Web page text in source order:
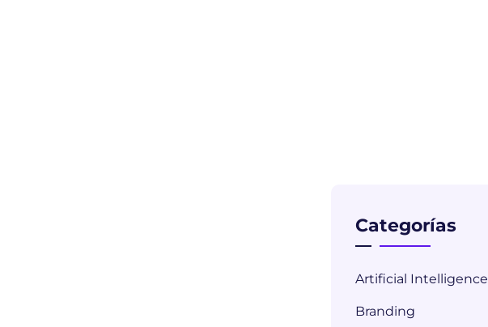
Categorías
Artificial Intelligence
Branding